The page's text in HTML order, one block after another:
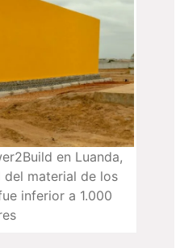
en Luanda,
material de los
inferior a 1.000